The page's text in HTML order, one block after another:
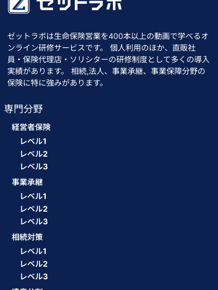
ゼットラボは生命保険営業を400本以上の動画で学べるオ
ンライン研修サービスです。 個人利用のほか、直販社
員・保険代理店・ソリシターの研修制度として多くの導入
実績があります。 相続,法人、事業承継、事業保障分野の
保険に特に強みがあります。
専門分野
経営者保険
レベル1
レベル2
レベル3
事業承継
レベル1
レベル2
レベル3
相続対策
レベル1
レベル2
レベル3